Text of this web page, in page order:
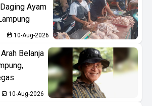
Ayam
10-Aug-2026
Belanja
10-Aug-2026